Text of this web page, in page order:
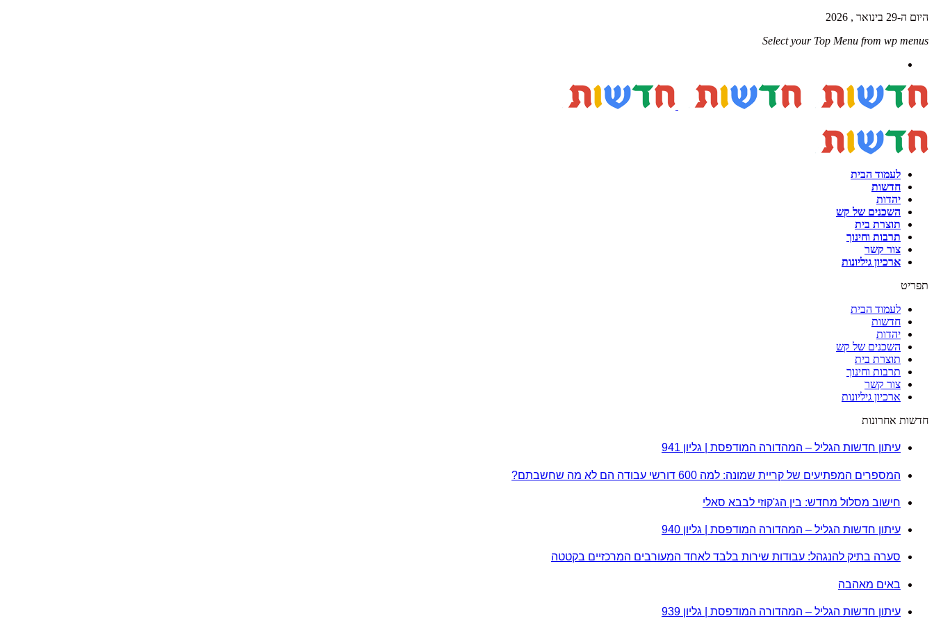
היום ה-29 בינואר , 2026
Select your Top Menu from wp menus
לעמוד הבית
חדשות
יהדות
השכנים של קש
תוצרת בית
תרבות וחינוך
צור קשר
ארכיון גיליונות
תפריט
לעמוד הבית
חדשות
יהדות
השכנים של קש
תוצרת בית
תרבות וחינוך
צור קשר
ארכיון גיליונות
חדשות אחרונות
עיתון חדשות הגליל – המהדורה המודפסת | גליון 941
המספרים המפתיעים של קריית שמונה: למה 600 דורשי עבודה הם לא מה שחשבתם?
חישוב מסלול מחדש: בין הג'קוזי לבבא סאלי
עיתון חדשות הגליל – המהדורה המודפסת | גליון 940
סערה בתיק להנגהל: עבודות שירות בלבד לאחד המעורבים המרכזיים בקטטה
באים מאהבה
עיתון חדשות הגליל – המהדורה המודפסת | גליון 939